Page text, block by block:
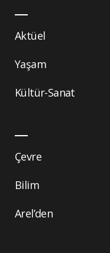
Aktüel
Yaşam
Kültür-Sanat
Çevre
Bilim
Arel’den